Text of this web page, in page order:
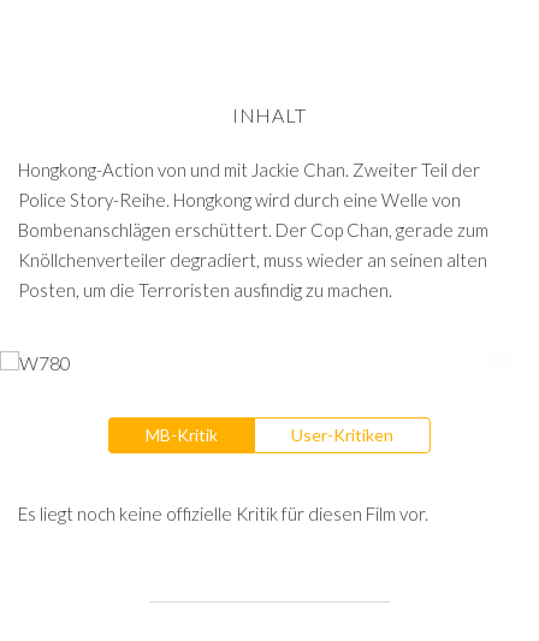
INHALT
Hongkong-Action von und mit Jackie Chan. Zweiter Teil der
Police Story-Reihe. Hongkong wird durch eine Welle von
Bombenanschlägen erschüttert. Der Cop Chan, gerade zum
Knöllchenverteiler degradiert, muss wieder an seinen alten
Posten, um die Terroristen ausfindig zu machen.
MB-Kritik User-Kritiken
Es liegt noch keine offizielle Kritik für diesen Film vor.